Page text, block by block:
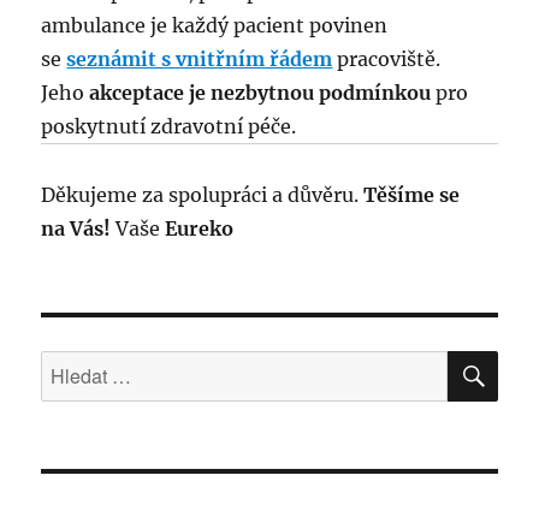
ambulance je každý pacient povinen
seseznámit s vnitřním řádem pracoviště.
Jehoakceptace je nezbytnou podmínkou pro
poskytnutí zdravotní péče.
Děkujeme za spolupráci a důvěru.Těšíme se
na Vás! VašeEureko
Hledat: